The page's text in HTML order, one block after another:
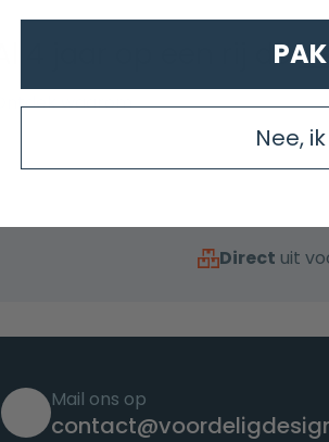
Al 4 jaar op een rij de
Ontdek waarom
Direct uit
Mail ons op
Nee,